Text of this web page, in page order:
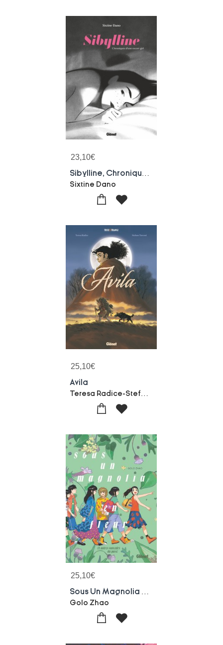
23,10€
Sixtine Dano
25,10€
Avila
25,10€
Golo Zhao